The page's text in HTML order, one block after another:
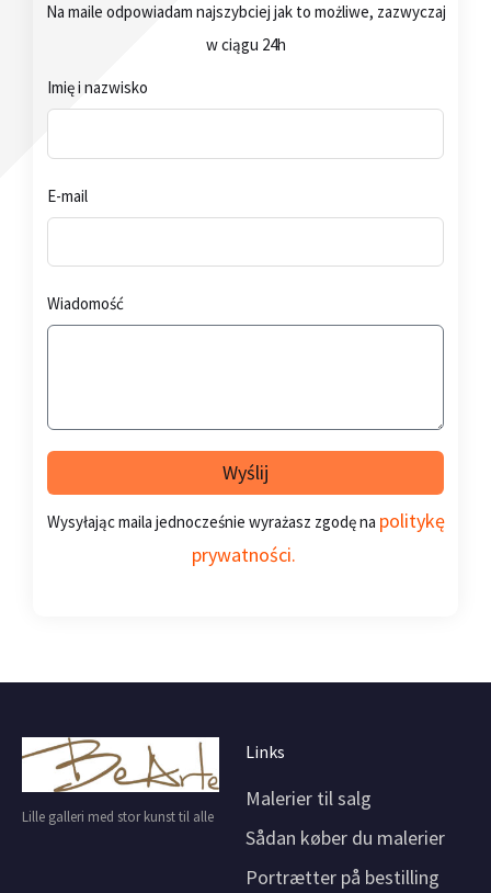
Na maile odpowiadam najszybciej jak to możliwe, zazwyczaj
w ciągu 24h
Imię i nazwisko
E-mail
Wiadomość
Wyślij
Wysyłając maila jednocześnie wyrażasz zgodę na politykę
prywatności.
Lille galleri med stor kunst til alle
Links
Malerier til salg
Sådan køber du malerier
Portrætter på bestilling